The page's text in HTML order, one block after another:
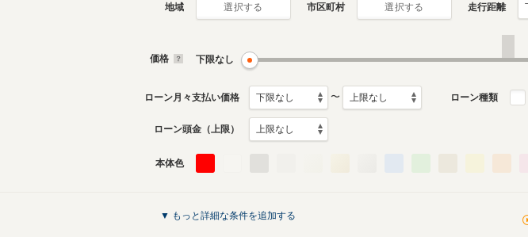
地域 選択する 市区町村 選択する 走行距離
価格 下限なし
ローン月々支払い価格 〜 ローン種類
ローン頭金（上限）
本体色
▼ もっと詳細な条件を追加する